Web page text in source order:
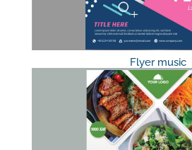
Flyer music